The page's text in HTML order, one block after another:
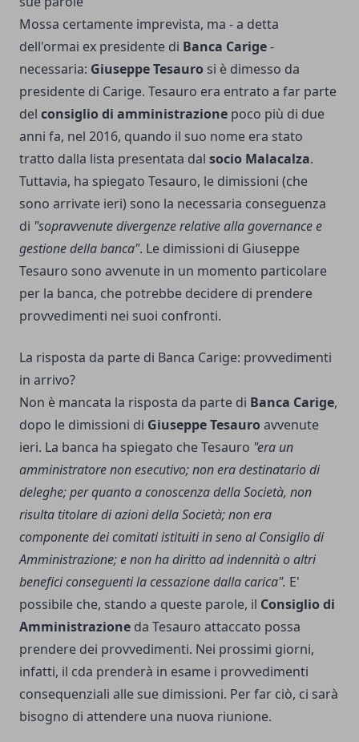
Mossa certamente imprevista, ma - a detta
dell'ormai ex presidente di Banca Carige-
necessaria: Giuseppe Tesauro si è dimesso da
presidente di Carige. Tesauro era entrato a far parte
del consiglio di amministrazione poco più di due
anni fa, nel 2016, quando il suo nome era stato
tratto dalla lista presentata dal socio Malacalza.
Tuttavia, ha spiegato Tesauro, le dimissioni (che
sono arrivate ieri) sono la necessaria conseguenza
di "sopravvenute divergenze relative alla governance e
gestione della banca". Le dimissioni di Giuseppe
Tesauro sono avvenute in un momento particolare
per la banca, che potrebbe decidere di prendere
provvedimenti nei suoi confronti.
La risposta da parte di Banca Carige: provvedimenti
in arrivo?
Non è mancata la risposta da parte di Banca Carige,
dopo le dimissioni di Giuseppe Tesauro avvenute
ieri. La banca ha spiegato che Tesauro "era un
amministratore non esecutivo; non era destinatario di
deleghe; per quanto a conoscenza della Società, non
risulta titolare di azioni della Società; non era
componente dei comitati istituiti in seno al Consiglio di
Amministrazione; e non ha diritto ad indennità o altri
benefici conseguenti la cessazione dalla carica". E'
possibile che, stando a queste parole, il Consiglio di
Amministrazione da Tesauro attaccato possa
prendere dei provvedimenti. Nei prossimi giorni,
infatti, il cda prenderà in esame i provvedimenti
consequenziali alle sue dimissioni. Per far ciò, ci sarà
bisogno di attendere una nuova riunione.